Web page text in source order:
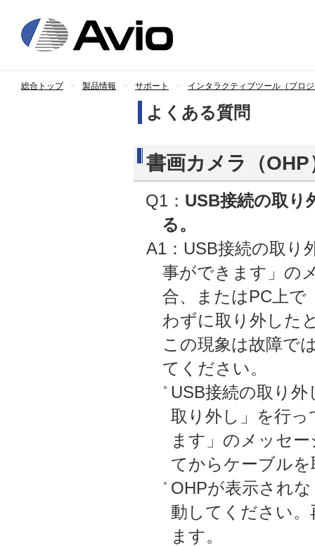
総合トップ 製品情報 サポート インタラクティブツール（プロ
よくある質問
書画カメラ（
Q1： USB接続の取り
る。
A1：USB接続の取り
事ができます」の
合、またはPC上で
わずに取り外した
この現象は故障で
てください。
USB接続の取り
取り外し」を行
ます」のメッセ
てからケーブル
OHPが表示され
動してください
ます。